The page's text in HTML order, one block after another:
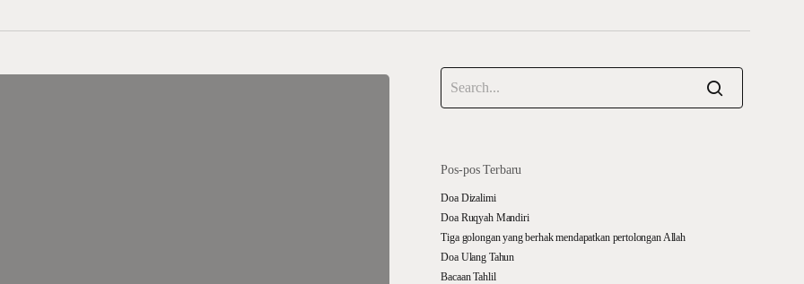
Pos-pos Terbaru
Doa Dizalimi
Doa Ruqyah Mandiri
Tiga golongan yang berhak mendapatkan pertolongan Allah
Doa Ulang Tahun
Bacaan Tahlil